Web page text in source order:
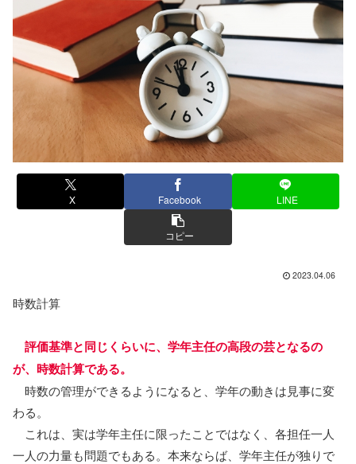
X Facebook LINE
コピー
2023.04.06
時数計算
評価基準と同じくらいに、学年主任の高段の芸となるの
が、時数計算である。
時数の管理ができるようになると、学年の動きは見事に変
わる。
これは、実は学年主任に限ったことではなく、各担任一人
一人の力量も問題でもある。本来ならば、学年主任が独りで